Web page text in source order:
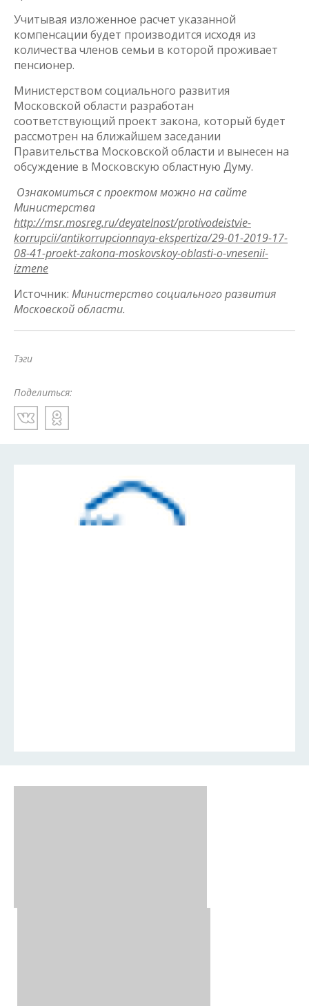
Учитывая изложенное расчет указанной
компенсации будет производится исходя из
количества членов семьи в которой проживает
пенсионер.
Министерством социального развития
Московской области разработан
соответствующий проект закона, который будет
рассмотрен на ближайшем заседании
Правительства Московской области и вынесен на
обсуждение в Московскую областную Думу.
Ознакомиться с проектом можно на сайте
Министерства
http://msr.mosreg.ru/deyatelnost/protivodeistvie-
korrupcii/antikorrupcionnaya-ekspertiza/29-01-2019-17-
08-41-proekt-zakona-moskovskoy-oblasti-o-vnesenii-
izmene
Источник: Министерство социального развития
Московской области.
Тэги
Поделиться: